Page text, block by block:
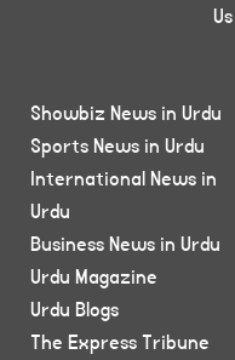
Us
Showbiz News in Urdu
Sports News in Urdu
International News in
Urdu
Business News in Urdu
Urdu Magazine
Urdu Blogs
The Express Tribune